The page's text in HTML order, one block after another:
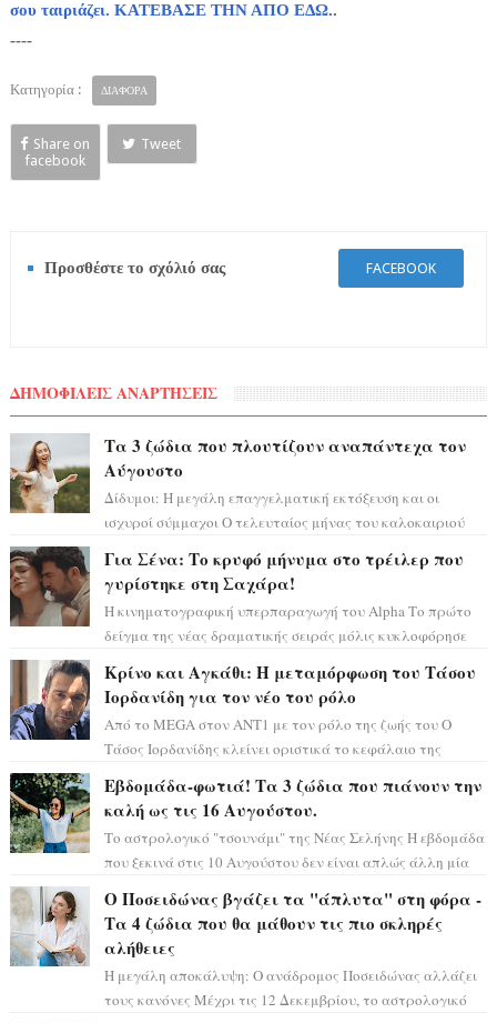
σου ταιριάζει. ΚΑΤΕΒΑΣΕ ΤΗΝ ΑΠΟ ΕΔΩ..
----
Κατηγορία : ΔΙΑΦΟΡΑ
Share on
facebook
Tweet
Προσθέστε το σχόλιό σας FACEBOOK
ΔΗΜΟΦΙΛΕΙΣ ΑΝΑΡΤΗΣΕΙΣ
Τα 3 ζώδια που πλουτίζουν αναπάντεχα τον
Αύγουστο
Δίδυμοι: Η μεγάλη επαγγελματική εκτόξευση και οι
ισχυροί σύμμαχοι Ο τελευταίος μήνας του καλοκαιριού
Για Σένα: Το κρυφό μήνυμα στο τρέιλερ που
γυρίστηκε στη Σαχάρα!
Η κινηματογραφική υπερπαραγωγή του Alpha Το πρώτο
δείγμα της νέας δραματικής σειράς μόλις κυκλοφόρησε
Κρίνο και Αγκάθι: Η μεταμόρφωση του Τάσου
Ιορδανίδη για τον νέο του ρόλο
Από το MEGA στον ΑΝΤ1 με τον ρόλο της ζωής του Ο
Τάσος Ιορδανίδης κλείνει οριστικά το κεφάλαιο της
Εβδομάδα-φωτιά! Τα 3 ζώδια που πιάνουν την
καλή ως τις 16 Αυγούστου.
Το αστρολογικό "τσουνάμι" της Νέας Σελήνης Η εβδομάδα
που ξεκινά στις 10 Αυγούστου δεν είναι απλώς άλλη μία
Ο Ποσειδώνας βγάζει τα "άπλυτα" στη φόρα -
Τα 4 ζώδια που θα μάθουν τις πιο σκληρές
αλήθειες
Η μεγάλη αποκάλυψη: Ο ανάδρομος Ποσειδώνας αλλάζει
τους κανόνες Μέχρι τις 12 Δεκεμβρίου, το αστρολογικό